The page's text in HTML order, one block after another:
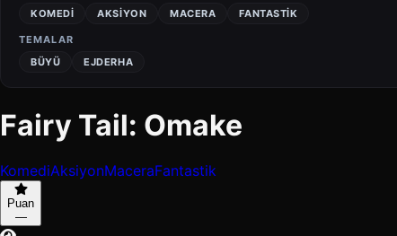
KOMEDI
AKSIYON MACERA FANTASTIK
TEMALAR
BÜYÜ
EJDERHA
Fairy Tail: Omake
KomediAksiyonMaceraFantastik
Puan
—